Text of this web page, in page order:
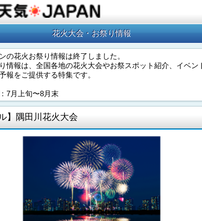
花火大会・お祭り情報
の花火お祭り情報は終了しました。
情報は、全国各地の花火大会やお祭スポット紹介、イベン
報をご提供する特集です。
7月上旬〜8月末
】隅田川花火大会